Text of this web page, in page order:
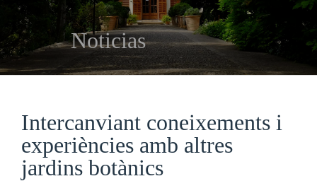
Noticias
Intercanviant coneixements i
experiències amb altres
jardins botànics